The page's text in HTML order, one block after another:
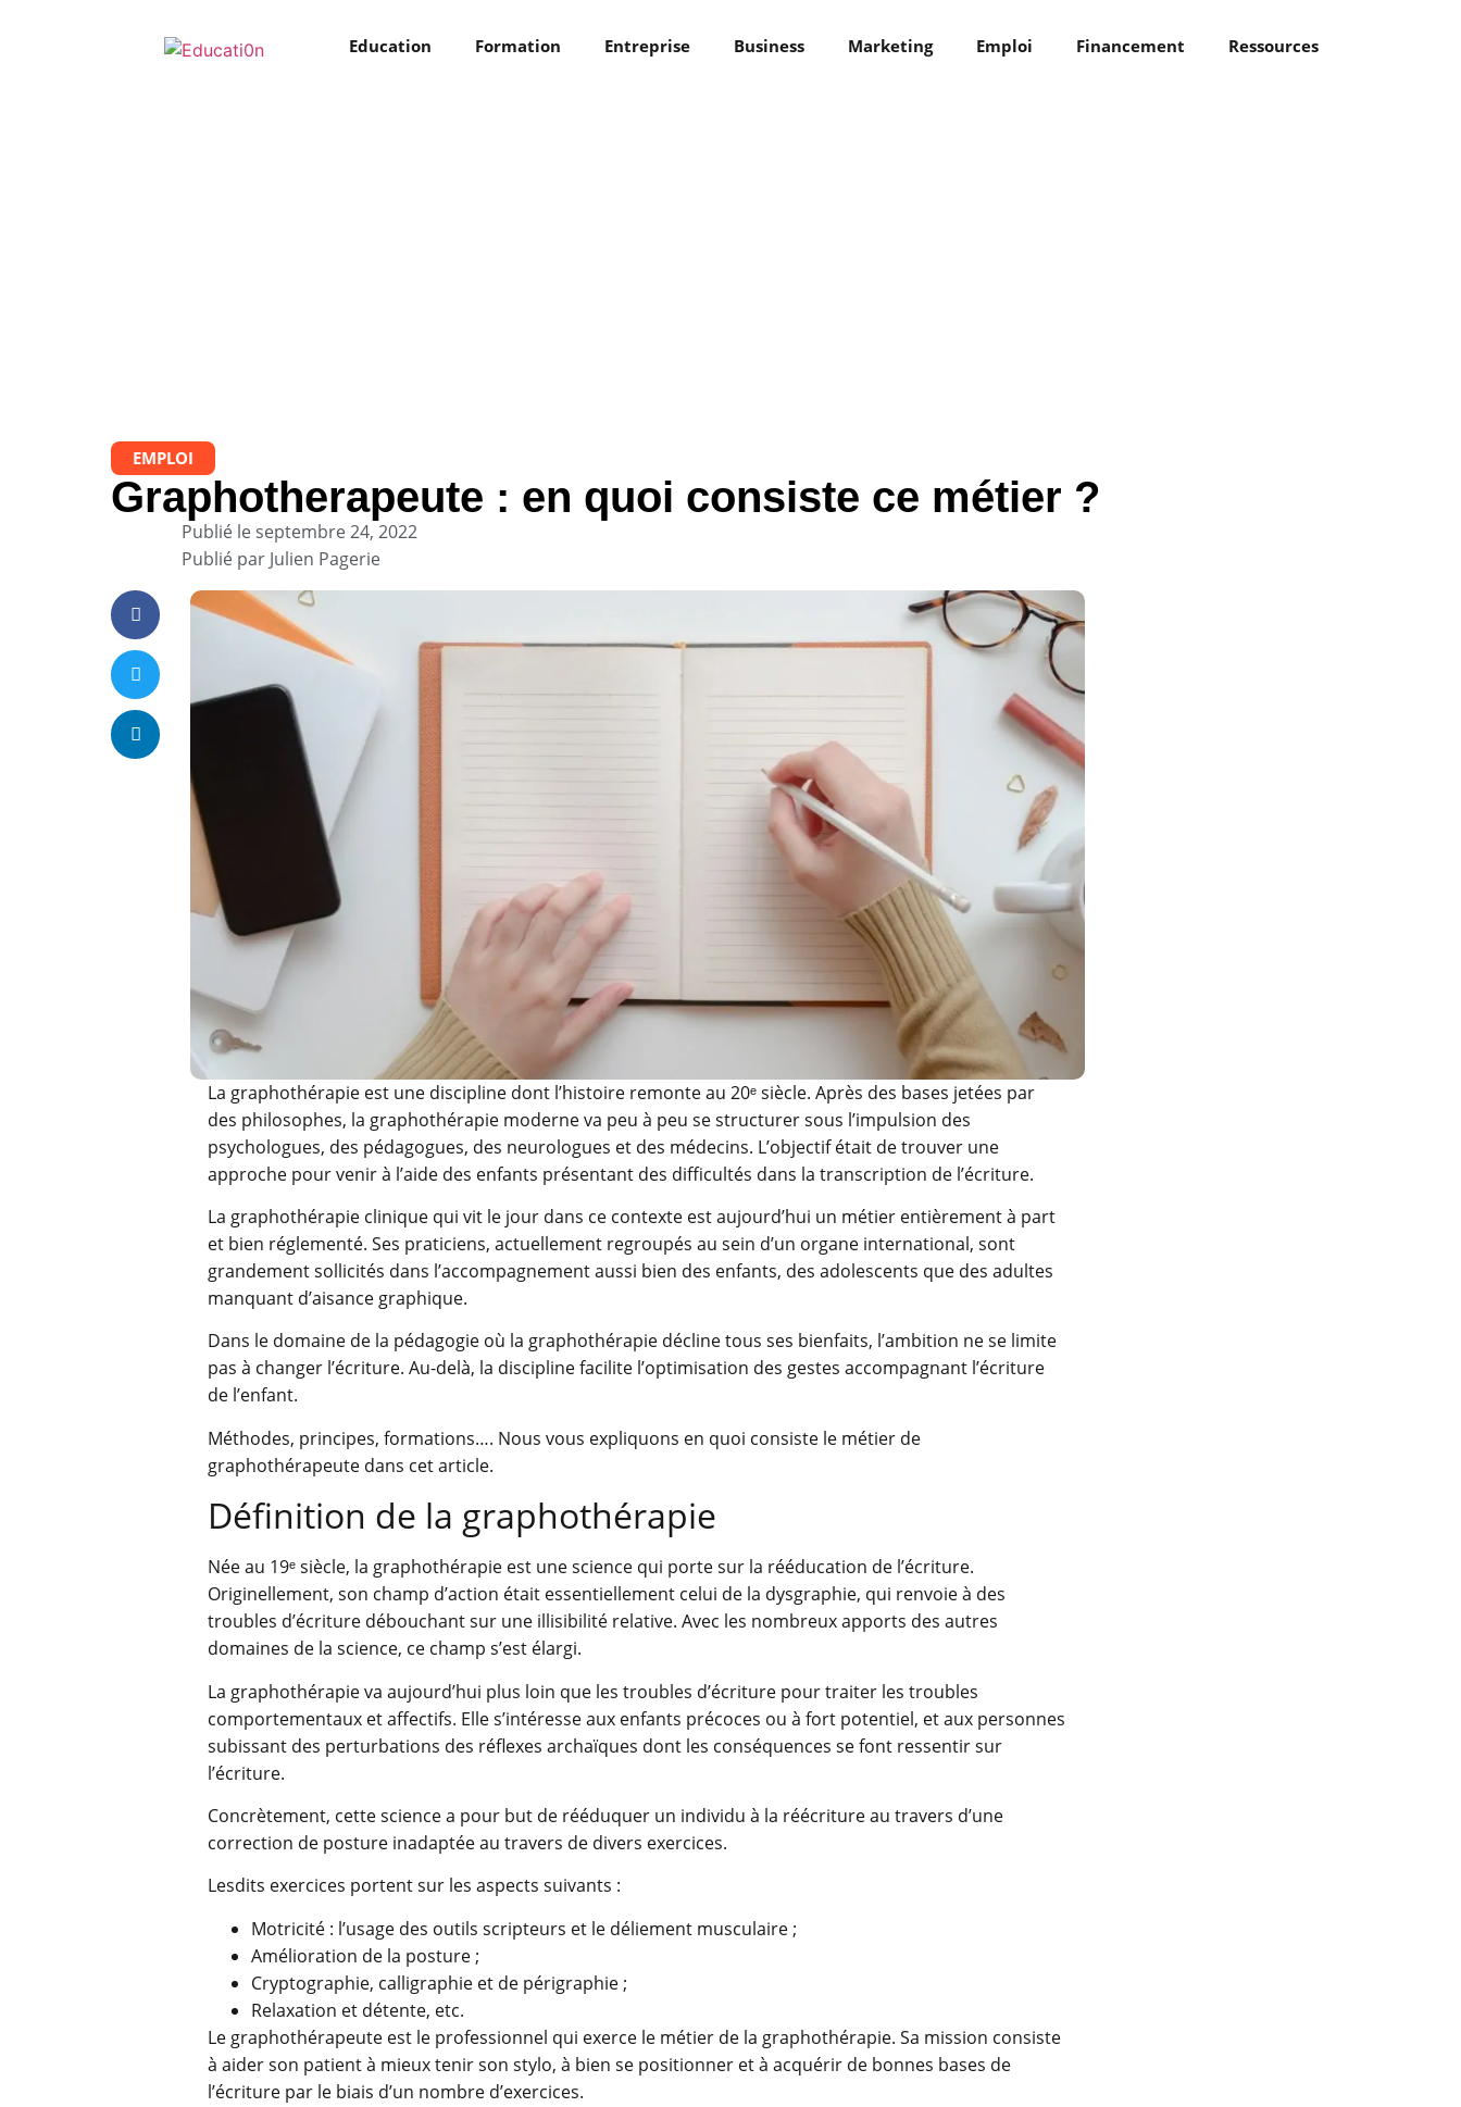
Education Formation Entreprise Business Marketing Emploi Financement Ressources
EMPLOI
Graphotherapeute : en quoi consiste ce métier ?
Publié le septembre 24, 2022
Publié par Julien Pagerie
La graphothérapie est une discipline dont l’histoire remonte au 20ᵉ siècle. Après des bases jetées par
des philosophes, la graphothérapie moderne va peu à peu se structurer sous l’impulsion des
psychologues, des pédagogues, des neurologues et des médecins. L’objectif était de trouver une
approche pour venir à l’aide des enfants présentant des difficultés dans la transcription de l’écriture.
La graphothérapie clinique qui vit le jour dans ce contexte est aujourd’hui un métier entièrement à part
et bien réglementé. Ses praticiens, actuellement regroupés au sein d’un organe international, sont
grandement sollicités dans l’accompagnement aussi bien des enfants, des adolescents que des adultes
manquant d’aisance graphique.
Dans le domaine de la pédagogie où la graphothérapie décline tous ses bienfaits, l’ambition ne se limite
pas à changer l’écriture. Au-delà, la discipline facilite l’optimisation des gestes accompagnant l’écriture
de l’enfant.
Méthodes, principes, formations…. Nous vous expliquons en quoi consiste le métier de
graphothérapeute dans cet article.
Définition de la graphothérapie
Née au 19ᵉ siècle, la graphothérapie est une science qui porte sur la rééducation de l’écriture.
Originellement, son champ d’action était essentiellement celui de la dysgraphie, qui renvoie à des
troubles d’écriture débouchant sur une illisibilité relative. Avec les nombreux apports des autres
domaines de la science, ce champ s’est élargi.
La graphothérapie va aujourd’hui plus loin que les troubles d’écriture pour traiter les troubles
comportementaux et affectifs. Elle s’intéresse aux enfants précoces ou à fort potentiel, et aux personnes
subissant des perturbations des réflexes archaïques dont les conséquences se font ressentir sur
l’écriture.
Concrètement, cette science a pour but de rééduquer un individu à la réécriture au travers d’une
correction de posture inadaptée au travers de divers exercices.
Lesdits exercices portent sur les aspects suivants :
Motricité : l’usage des outils scripteurs et le déliement musculaire ;
Amélioration de la posture ;
Cryptographie, calligraphie et de périgraphie ;
Relaxation et détente, etc.
Le graphothérapeute est le professionnel qui exerce le métier de la graphothérapie. Sa mission consiste
à aider son patient à mieux tenir son stylo, à bien se positionner et à acquérir de bonnes bases de
l’écriture par le biais d’un nombre d’exercices.